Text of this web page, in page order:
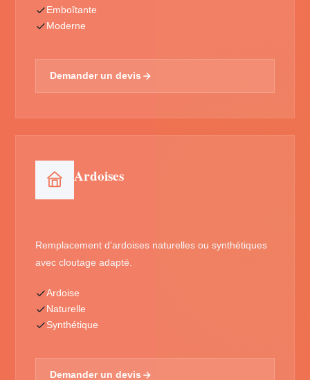
Emboîtante
Moderne
Demander un devis
Ardoises
Remplacement d'ardoises naturelles ou synthétiques
avec cloutage adapté.
Ardoise
Naturelle
Synthétique
Demander un devis